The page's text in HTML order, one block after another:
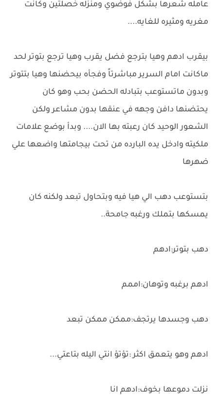
عامله شعرها بشكل فوضوي ومنزله خصلتين وكانت
مغريه ومثيره للغايه....
بيقرب ادهم وهيا بترجع فضل يقرب وهيا ترجع بتوتر لحد
ماكانت امام السرير مباشرتاً وفجأه بيحضنها وهيا بتتوتر
وبدون ماتستوعب بتبادله الحضن بحب وهو كان
يحتضنها دافن وجهه في عنقها بدون مشاعر ولكن
الشعور الوحيد كان رعبته بها الان.... وبدأ بوضع علامات
ملكيته وادخل يده البارده من تحت بيجامتها واضعها علي
ضهرها
بتستوعب دهب الي هيا فيه وبتحاول تبعد ولكنه كان
يمسكها بتملك ورغبه جامحة..
دهب بتوتر:ادهم
ادهم برغبه وتوهان:اممم
دهب وجسدها يرتجف:ممكن ممكن تبعد
ادهم وهو يتعمق اكثر :تؤتؤ انتي اليله بتاعتي...
نزلت دموعها بخوف:ادهم انا